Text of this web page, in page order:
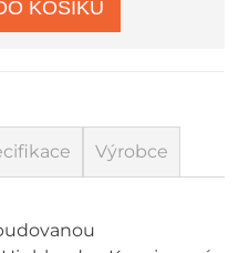
KOŠÍKU
Výrobce